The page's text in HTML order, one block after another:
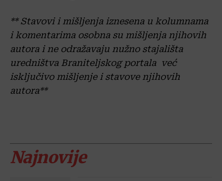
** Stavovi i mišljenja iznesena u kolumnama
i komentarima osobna su mišljenja njihovih
autora i ne odražavaju nužno stajališta
uredništva Braniteljskog portala već
isključivo mišljenje i stavove njihovih
autora**
Najnovije